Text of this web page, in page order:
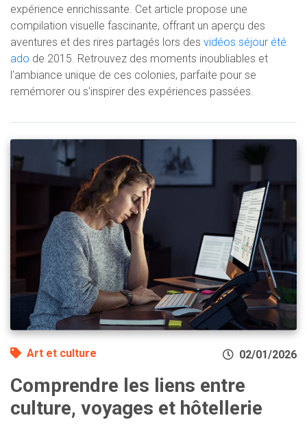
expérience enrichissante. Cet article propose une
compilation visuelle fascinante, offrant un aperçu des
aventures et des rires partagés lors des vidéos séjour été
ado de 2015. Retrouvez des moments inoubliables et
l'ambiance unique de ces colonies, parfaite pour se
remémorer ou s'inspirer des expériences passées.
Art et culture 02/01/2026
Comprendre les liens entre
culture, voyages et hôtellerie